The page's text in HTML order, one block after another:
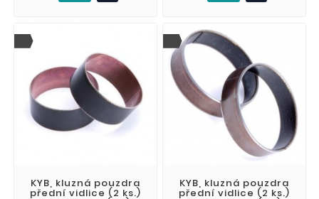
KYB, kluzná pouzdra
přední vidlice (2 ks.)
KYB, kluzná pouzdra
přední vidlice (2 ks.)